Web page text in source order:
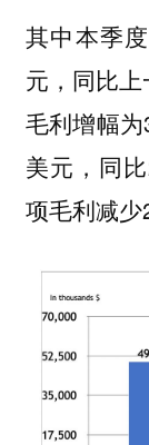
其中本季
元，同比
毛利增幅
美元，同
项毛利减少